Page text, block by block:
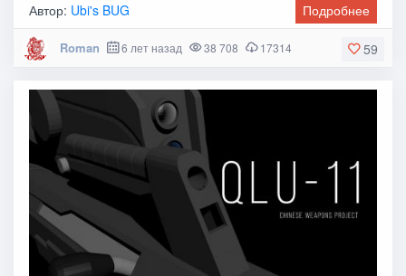
Автор: Ubi's BUG Подробнее
59
Roman 6 лет назад 38 708 17314